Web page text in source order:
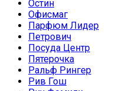
Остин
Офисмаг
Парфюм Лидер
Петрович
Посуда Центр
Пятерочка
Ральф Рингер
Рив Гош